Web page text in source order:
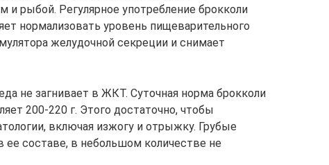
и рыбой. Регулярное употребление брокколи
нормализовать уровень пищеварительного
желудочной секреции и снимает
не загнивает в ЖКТ. Суточная норма брокколи
200-220 г. Этого достаточно, чтобы
включая изжогу и отрыжку. Грубые
составе, в небольшом количестве не